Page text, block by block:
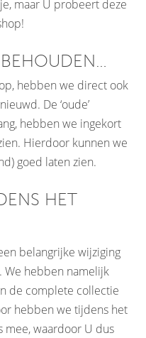
maar U probeert deze
hebben we direct ook
De ‘oude’
hebben we ingekort
Hierdoor kunnen we
goed laten zien.
HET
belangrijke wijziging
We hebben namelijk
de complete collectie
hebben we tijdens het
mee, waardoor U dus